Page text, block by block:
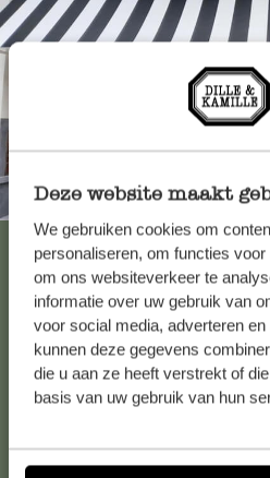
Deze website maakt
We gebruiken cookies om
personaliseren, om functies
om ons websiteverkeer te
informatie over uw gebruik van
voor social media, adverteren
kunnen deze gegevens
die u aan ze heeft verstrekt of
basis van uw gebruik van hun
Toujours à
Voir les 62 magasins
Service
Pour toute question ou demande
nos réponses auxquestions les